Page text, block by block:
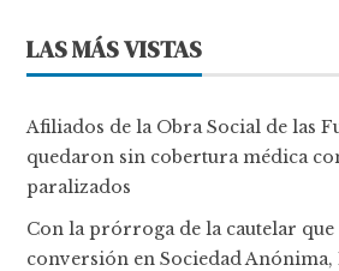
LAS MÁS VISTAS
Afiliados de la Obra Social de las
quedaron sin cobertura médica
paralizados
Con la prórroga de la cautelar que
conversión en Sociedad Anónima,